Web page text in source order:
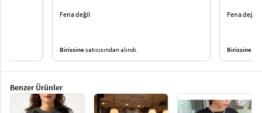
Fena değil
Birissinesatıcısından alındı.
Fena değil
Birissine
Benzer Ürünler